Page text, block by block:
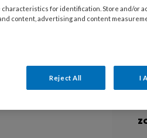
doet
we tegen
als we
we dan
6
for identification. Store and/or
content, advertising and content
Reject All I